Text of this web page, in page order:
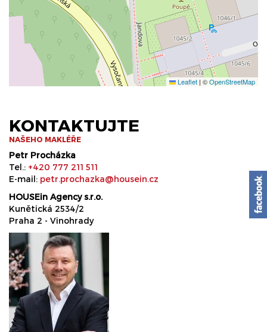
Leaflet | ©OpenStreetMap
KONTAKTUJTE
NAŠEHO MAKLÉŘE
Petr Procházka
Tel.: +420 777 211 511
E-mail: petr.prochazka@housein.cz
HOUSEin Agency s.r.o.
Kunětická 2534/2
Praha 2 - Vinohrady